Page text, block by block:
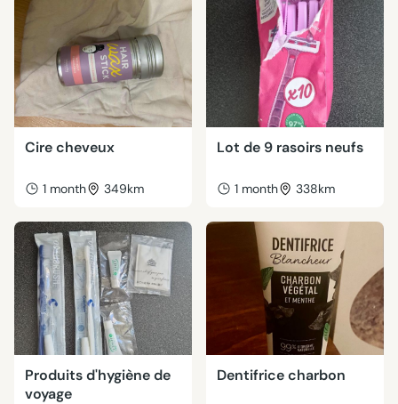
Cire cheveux
1 month 349km
Lot de 9 rasoirs neufs
1 month 338km
Produits d'hygiène de
voyage
Dentifrice charbon